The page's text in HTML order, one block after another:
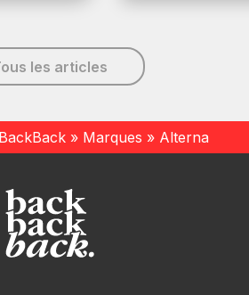
les articles
» Marques » Alterna